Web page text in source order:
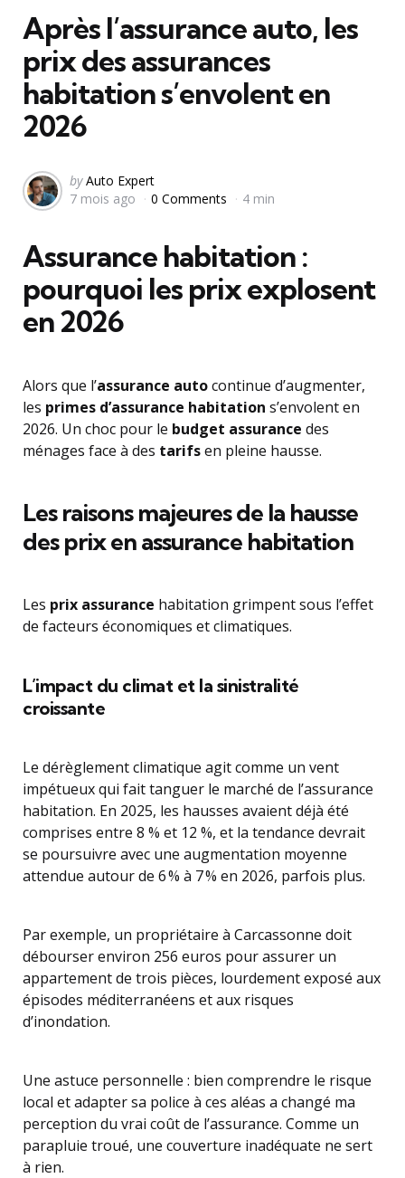
Après l’assurance auto, les
prix des assurances
habitation s’envolent en
2026
Posted
by
by Auto Expert
7 mois ago
0 Comments 4 min
Assurance habitation :
pourquoi les prix explosent
en 2026
Alors que l’assurance autocontinue d’augmenter,
les primes d’assurance habitation s’envolent en
2026. Un choc pour le budget assurance des
ménages face à des tarifsen pleine hausse.
Les raisons majeures de la hausse
des prix en assurance habitation
Les prix assurance habitation grimpent sous l’effet
de facteurs économiques et climatiques.
L’impact du climat et la sinistralité
croissante
Le dérèglement climatique agit comme un vent
impétueux qui fait tanguer le marché de l’assurance
habitation. En 2025, les hausses avaient déjà été
comprises entre 8 % et 12 %, et la tendance devrait
se poursuivre avec une augmentation moyenne
attendue autour de 6 % à 7 % en 2026, parfois plus.
Par exemple, un propriétaire à Carcassonne doit
débourser environ 256 euros pour assurer un
appartement de trois pièces, lourdement exposé aux
épisodes méditerranéens et aux risques
d’inondation.
Une astuce personnelle : bien comprendre le risque
local et adapter sa police à ces aléas a changé ma
perception du vrai coût de l’assurance. Comme un
parapluie troué, une couverture inadéquate ne sert
à rien.